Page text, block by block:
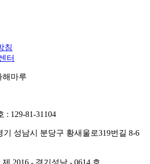
침
터
해마루
: 129-81-31104
기 성남시 분당구 황새울로319번길 8-6
2016 - 경기성남 - 0614 호